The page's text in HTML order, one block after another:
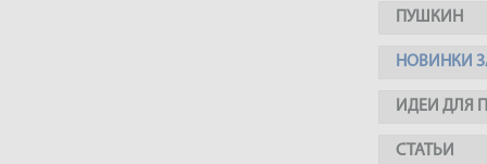
ПУШКИН
НОВИНКИ
ИДЕИ ДЛЯ
СТАТЬИ